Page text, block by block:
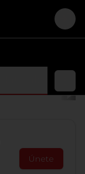
Únete